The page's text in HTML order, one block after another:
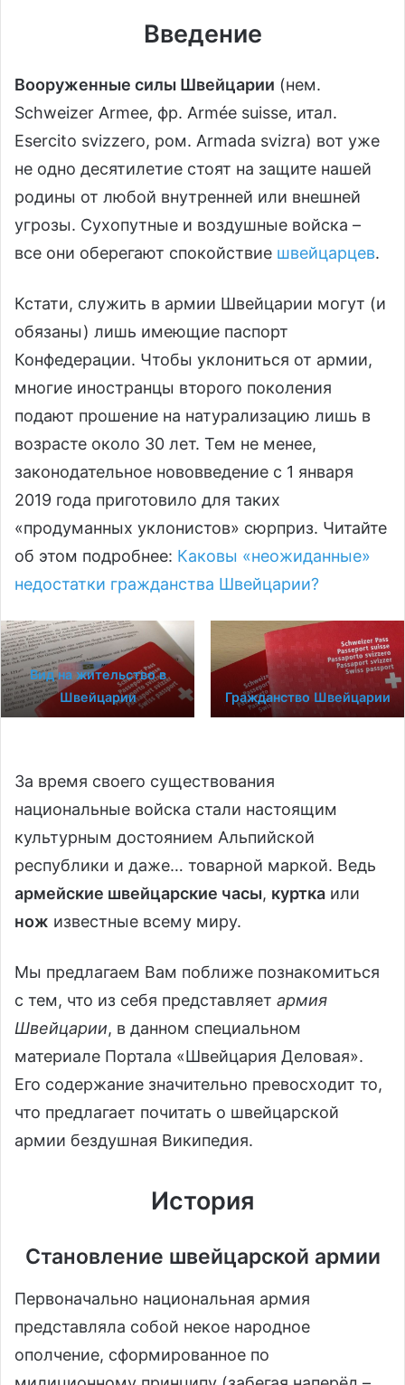
Введение
Вооруженные силы Швейцарии (нем.
Schweizer Armee, фр. Armée suisse, итал.
Esercito svizzero, ром. Armada svizra) вот уже
не одно десятилетие стоят на защите нашей
родины от любой внутренней или внешней
угрозы. Сухопутные и воздушные войска –
все они оберегают спокойствие швейцарцев.
Кстати, служить в армии Швейцарии могут (и
обязаны) лишь имеющие паспорт
Конфедерации. Чтобы уклониться от армии,
многие иностранцы второго поколения
подают прошение на натурализацию лишь в
возрасте около 30 лет. Тем не менее,
законодательное нововведение с 1 января
2019 года приготовило для таких
«продуманных уклонистов» сюрприз. Читайте
об этом подробнее: Каковы «неожиданные»
недостатки гражданства Швейцарии?
Вид на жительство в
Швейцарии
Гражданство Швейцарии
За время своего существования
национальные войска стали настоящим
культурным достоянием Альпийской
республики и даже… товарной маркой. Ведь
армейские швейцарские часы, куртка или
нож известные всему миру.
Мы предлагаем Вам поближе познакомиться
с тем, что из себя представляет армия
Швейцарии, в данном специальном
материале Портала «Швейцария Деловая».
Его содержание значительно превосходит то,
что предлагает почитать о швейцарской
армии бездушная Википедия.
История
Становление швейцарской армии
Первоначально национальная армия
представляла собой некое народное
ополчение, сформированное по